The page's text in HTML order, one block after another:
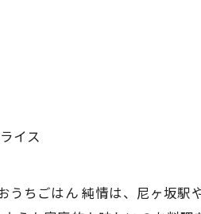
イス
ちごはん 純情は、尼ヶ坂駅